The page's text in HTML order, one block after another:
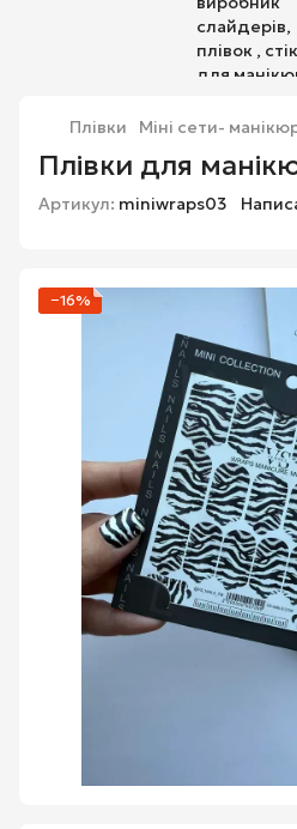
Плівки Міні сети-
Плівки для
Артикул: miniwraps03
−16%